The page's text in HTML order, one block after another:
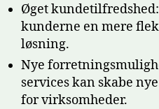
Øget
kunderne en mere
løsning.
Nye
services kan skabe
for virksomheder.